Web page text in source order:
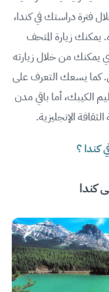
فترة دراستك في كندا،
زيارة المتحف
يمكنك من خلال زيارته
كما يسعك التعرف على
الكيبك، أما باقي مدن
الإنجليزية.
كندا ؟